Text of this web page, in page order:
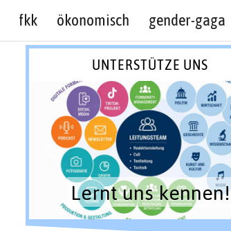
fkk ökonomisch gender-gaga
UNTERSTÜTZE UNS
Lernt uns kennen!